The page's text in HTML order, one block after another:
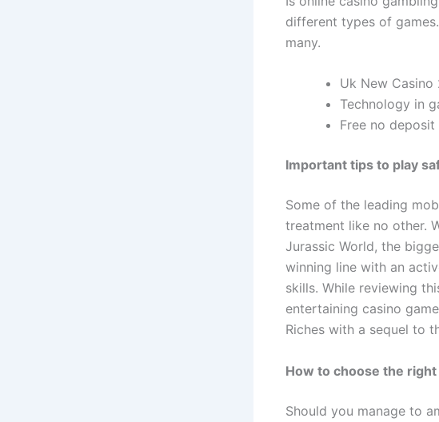
different types of
many.
Uk New Casino
Technology in
Free no deposit
Important tips to play
Some of the leading
treatment like no other.
Jurassic World, the
winning line with an
skills. While reviewing
entertaining casino
Riches with a sequel to
How to choose the
Should you manage to